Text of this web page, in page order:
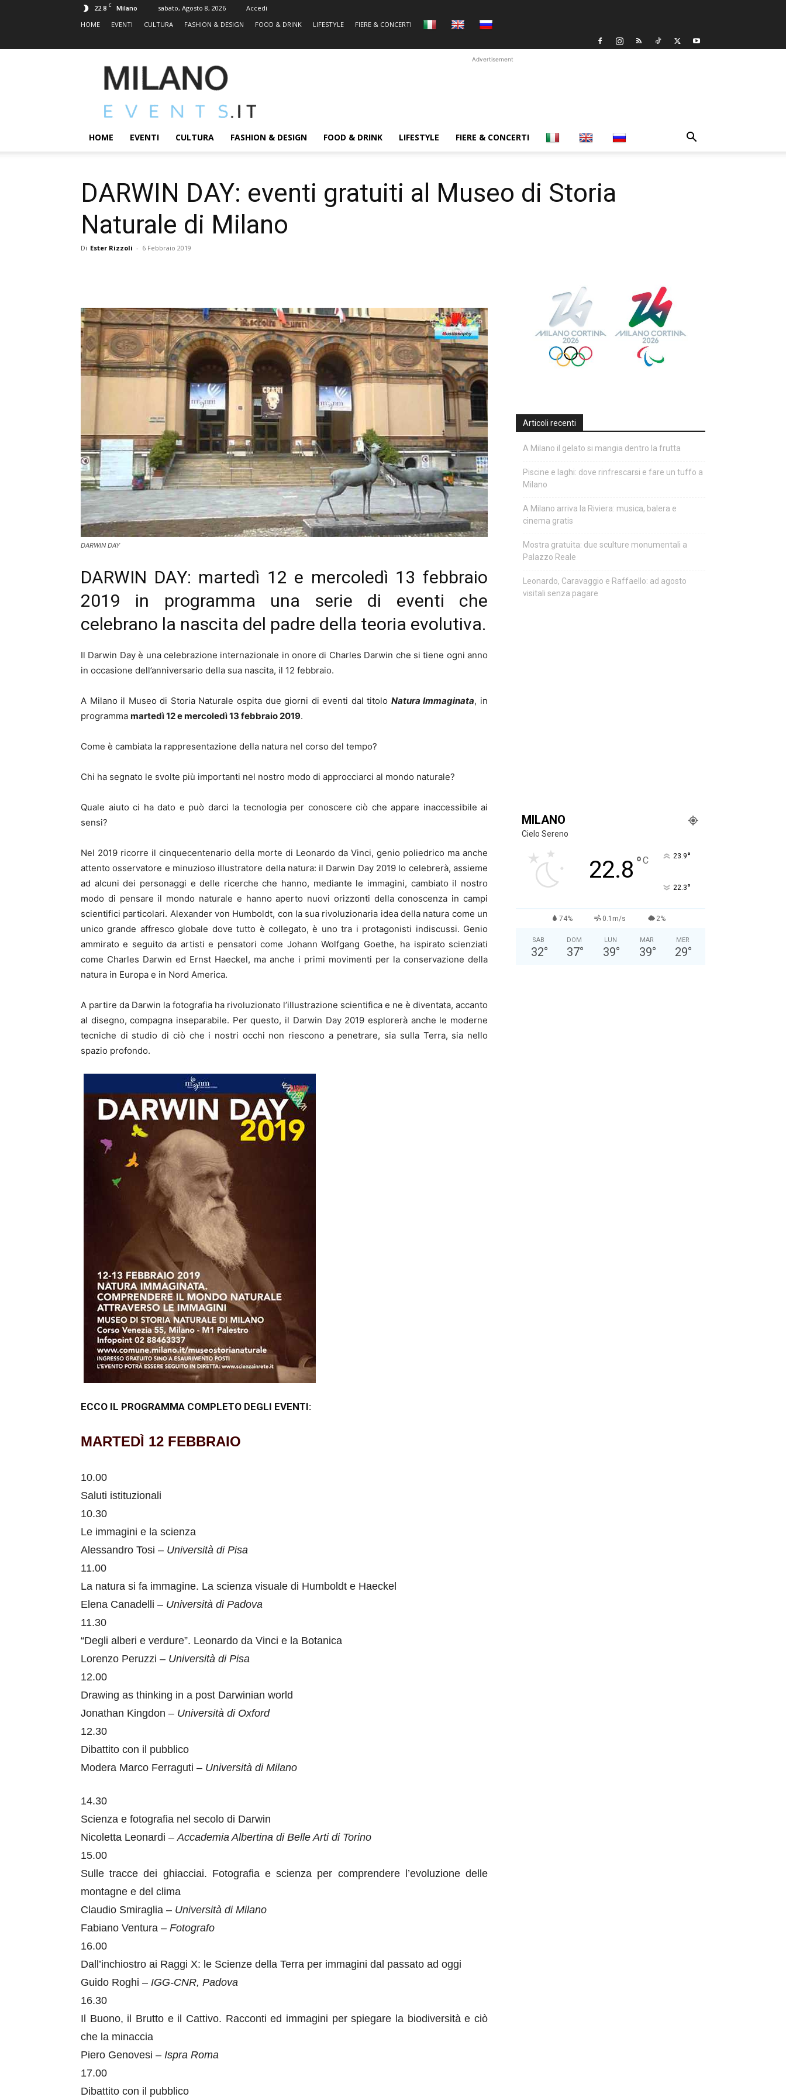
22.8 C Milano sabato, Agosto 8, 2026
Accedi
HOME
EVENTI CULTURA FASHION & DESIGN FOOD & DRINK LIFESTYLE FIERE & CONCERTI
MILANOEVENTS.IT
|
2.0
ed
Eventi
Advertisement
HOME EVENTI CULTURA FASHION & DESIGN FOOD & DRINK LIFESTYLE FIERE & CONCERTI
DARWIN DAY: eventi gratuiti al Museo di Storia
Naturale di Milano
Di Ester Rizzoli - 6 Febbraio 2019
DARWIN DAY
DARWIN DAY: martedì 12 e mercoledì 13 febbraio
2019 in programma una serie di eventi che
celebrano la nascita del padre della teoria evolutiva.
Il Darwin Day è una celebrazione internazionale in onore di Charles Darwin che si tiene ogni anno
in occasione dell’anniversario della sua nascita, il 12 febbraio.
A Milano il Museo di Storia Naturale ospita due giorni di eventi dal titolo Natura Immaginata, in
programma martedì 12 e mercoledì 13 febbraio 2019.
Come è cambiata la rappresentazione della natura nel corso del tempo?
Chi ha segnato le svolte più importanti nel nostro modo di approcciarci al mondo naturale?
Quale aiuto ci ha dato e può darci la tecnologia per conoscere ciò che appare inaccessibile ai
sensi?
Nel 2019 ricorre il cinquecentenario della morte di Leonardo da Vinci, genio poliedrico ma anche
attento osservatore e minuzioso illustratore della natura: il Darwin Day 2019 lo celebrerà, assieme
ad alcuni dei personaggi e delle ricerche che hanno, mediante le immagini, cambiato il nostro
modo di pensare il mondo naturale e hanno aperto nuovi orizzonti della conoscenza in campi
scientifici particolari. Alexander von Humboldt, con la sua rivoluzionaria idea della natura come un
unico grande affresco globale dove tutto è collegato, è uno tra i protagonisti indiscussi. Genio
ammirato e seguito da artisti e pensatori come Johann Wolfgang Goethe, ha ispirato scienziati
come Charles Darwin ed Ernst Haeckel, ma anche i primi movimenti per la conservazione della
natura in Europa e in Nord America.
A partire da Darwin la fotografia ha rivoluzionato l’illustrazione scientifica e ne è diventata, accanto
al disegno, compagna inseparabile. Per questo, il Darwin Day 2019 esplorerà anche le moderne
tecniche di studio di ciò che i nostri occhi non riescono a penetrare, sia sulla Terra, sia nello
spazio profondo.
ECCO IL PROGRAMMA COMPLETO DEGLI EVENTI:
MARTEDÌ 12 FEBBRAIO
10.00
Saluti istituzionali
10.30
Le immagini e la scienza
Alessandro Tosi – Università di Pisa
11.00
La natura si fa immagine. La scienza visuale di Humboldt e Haeckel
Elena Canadelli – Università di Padova
11.30
“Degli alberi e verdure”. Leonardo da Vinci e la Botanica
Lorenzo Peruzzi – Università di Pisa
12.00
Drawing as thinking in a post Darwinian world
Jonathan Kingdon – Università di Oxford
12.30
Dibattito con il pubblico
Modera Marco Ferraguti – Università di Milano
14.30
Scienza e fotografia nel secolo di Darwin
Nicoletta Leonardi –Accademia Albertina di Belle Arti di Torino
15.00
Sulle tracce dei ghiacciai. Fotografia e scienza per comprendere l’evoluzione delle
montagne e del clima
Claudio Smiraglia – Università di Milano
Fabiano Ventura – Fotografo
16.00
Dall’inchiostro ai Raggi X: le Scienze della Terra per immagini dal passato ad oggi
Guido Roghi – IGG-CNR, Padova
16.30
Il Buono, il Brutto e il Cattivo. Racconti ed immagini per spiegare la biodiversità e ciò
che la minaccia
Piero Genovesi – Ispra Roma
17.00
Dibattito con il pubblico
Articoli recenti
A Milano il gelato si mangia dentro la frutta
Piscine e laghi: dove rinfrescarsi e fare un tuffo a
Milano
A Milano arriva la Riviera: musica, balera e
cinema gratis
Mostra gratuita: due sculture monumentali a
Palazzo Reale
Leonardo, Caravaggio e Raffaello: ad agosto
visitali senza pagare
MILANO
Cielo Sereno
22.8 °C 23.9°
22.3°
74% 0.1m/s 2%
SAB
32°
DOM
37°
LUN
39°
MAR
39°
MER
29°